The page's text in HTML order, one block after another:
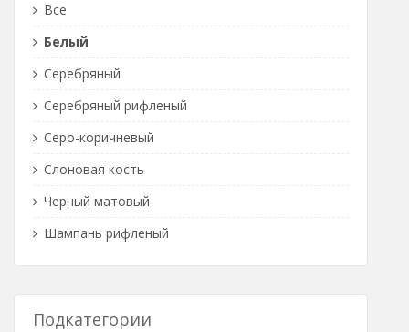
Розетки Интернет
Все
Белый
Серебряный
Серебряный рифленый
Серо-коричневый
Слоновая кость
Черный матовый
Шампань рифленый
Подкатегории